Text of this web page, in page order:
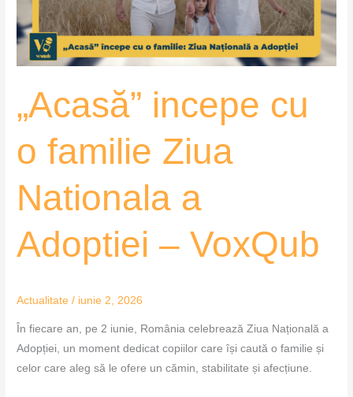
„Acasă” incepe cu
o familie Ziua
Nationala a
Adoptiei – VoxQub
Actualitate / iunie 2, 2026
În fiecare an, pe 2 iunie, România celebrează Ziua Națională a
Adopției, un moment dedicat copiilor care își caută o familie și
celor care aleg să le ofere un cămin, stabilitate și afecțiune.
Nationala
a
Adoptiei
VoxQub